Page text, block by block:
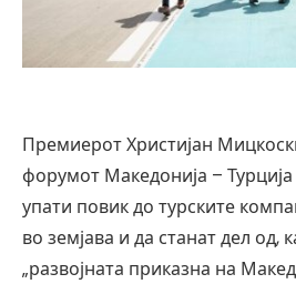
Премиерот Христијан
форумот Македонија –
упати повик до турските
во земјава и да станат дел од,
„развојната приказна на